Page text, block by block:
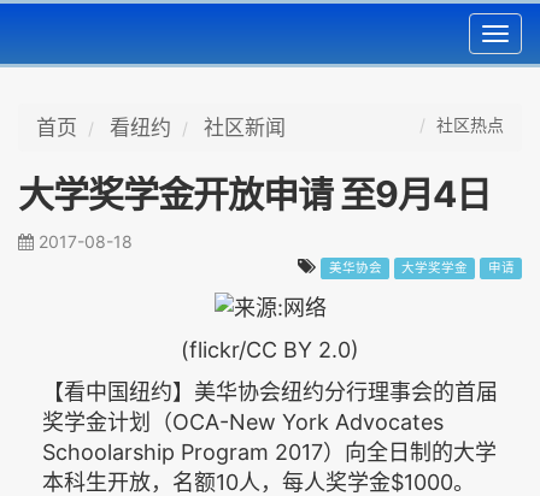
首页 看纽约 社区新闻 社区热点
大学奖学金开放申请 至9月4日
2017-08-18
美华协会 大学奖学金 申请
(flickr/CC BY 2.0)
【看中国纽约】美华协会纽约分行理事会的首届
奖学金计划（OCA-New York Advocates
Schoolarship Program 2017）向全日制的大学
本科生开放，名额10人，每人奖学金$1000。